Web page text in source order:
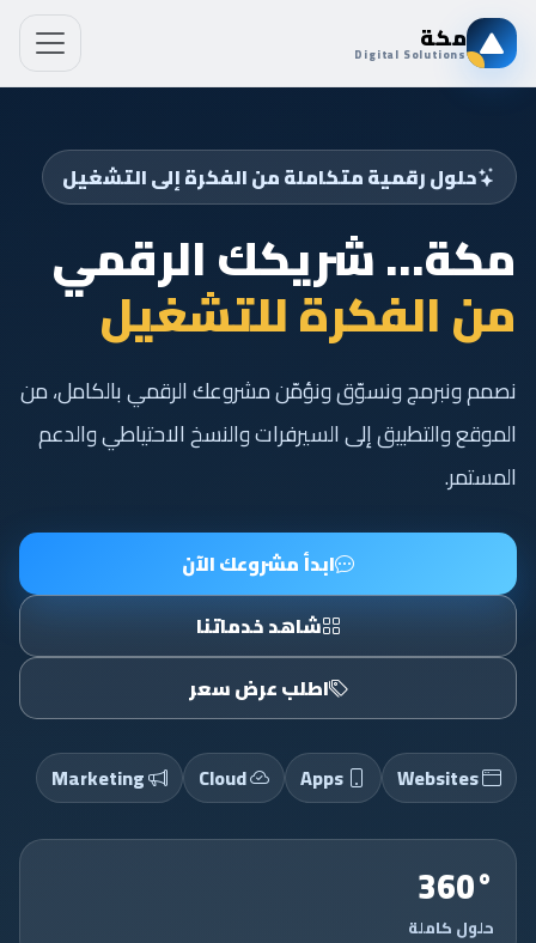
مكة
Digital Solutions
حلول رقمية متكاملة من الفكرة إلى التشغيل
مكة… شريكك الرقمي
من الفكرة للتشغيل
نصمم ونبرمج ونسوّق ونؤمّن مشروعك الرقمي بالكامل، من
الموقع والتطبيق إلى السيرفرات والنسخ الاحتياطي والدعم
المستمر.
ابدأ مشروعك الآن
شاهد خدماتنا
اطلب عرض سعر
360°
حلول كاملة